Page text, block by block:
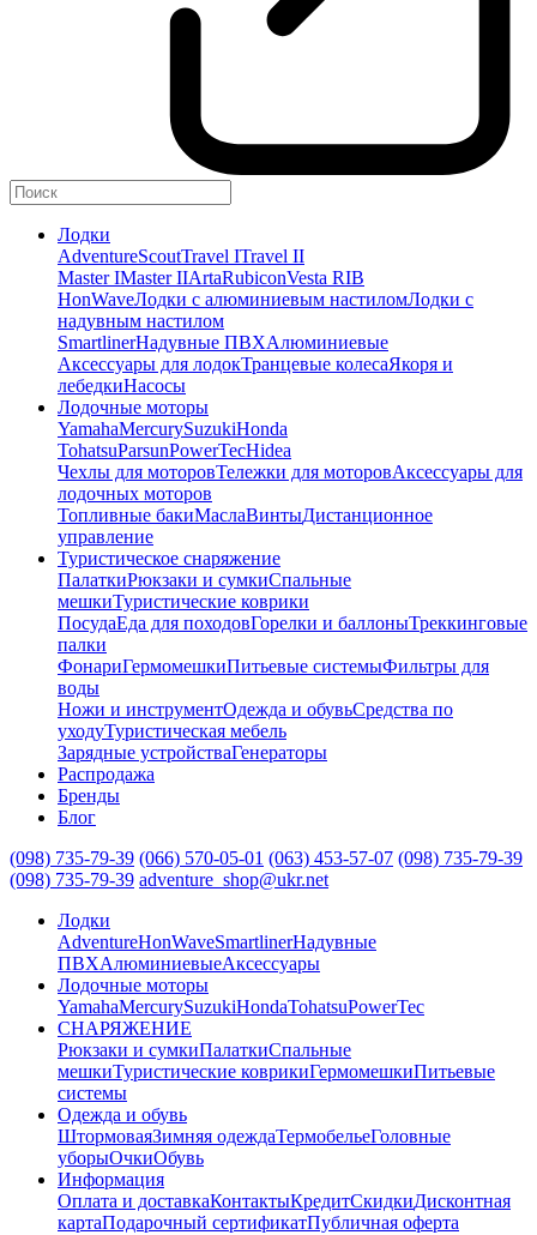
Лодки
AdventureScoutTravel ITravel II
Master IMaster IIArtaRubiconVesta RIB
HonWaveЛодки с алюминиевым настиломЛодки с
надувным настилом
SmartlinerНадувные ПВХАлюминиевые
Аксессуары для лодокТранцевые колесаЯкоря и
лебедкиНасосы
Лодочные моторы
YamahaMercurySuzukiHonda
TohatsuParsunPowerTecHidea
Чехлы для моторовТележки для моторовАксессуары для
лодочных моторов
Топливные бакиМаслаВинтыДистанционное
управление
Туристическое снаряжение
ПалаткиРюкзаки и сумкиСпальные
мешкиТуристические коврики
ПосудаЕда для походовГорелки и баллоныТреккинговые
палки
ФонариГермомешкиПитьевые системыФильтры для
воды
Ножи и инструментОдежда и обувьСредства по
уходуТуристическая мебель
Зарядные устройстваГенераторы
Распродажа
Бренды
Блог
(098) 735-79-39 (066) 570-05-01 (063) 453-57-07 (098) 735-79-39
(098) 735-79-39 adventure_shop@ukr.net
Лодки
AdventureHonWaveSmartlinerНадувные
ПВХАлюминиевыеАксессуары
Лодочные моторы
YamahaMercurySuzukiHondaTohatsuPowerTec
СНАРЯЖЕНИЕ
Рюкзаки и сумкиПалаткиСпальные
мешкиТуристические коврикиГермомешкиПитьевые
системы
Одежда и обувь
ШтормоваяЗимняя одеждаТермобельеГоловные
уборыОчкиОбувь
Информация
Оплата и доставкаКонтактыКредитСкидкиДисконтная
картаПодарочный сертификатПубличная оферта